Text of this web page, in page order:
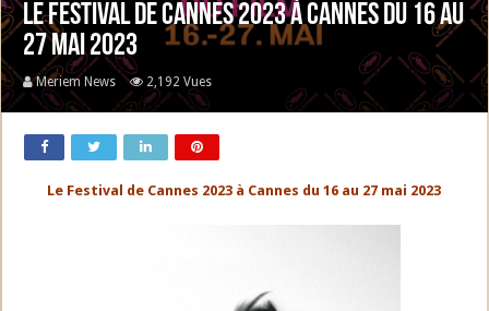
Le Festival de Cannes 2023 à Cannes du 16 au
27 mai 2023
Meriem News 2,192 Vues
Le Festival de Cannes 2023 à Cannes du 16 au 27 mai 2023